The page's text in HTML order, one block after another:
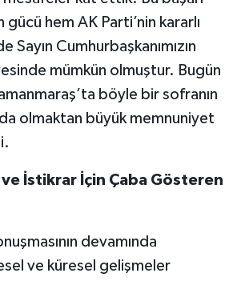
hem AK Parti’nin kararlı
Sayın Cumhurbaşkanımızın
mümkün olmuştur. Bugün
böyle bir sofranın
olmaktan büyük memnuniyet
ve İstikrar İçin Çaba Gösteren
devamında
ve küresel gelişmeler